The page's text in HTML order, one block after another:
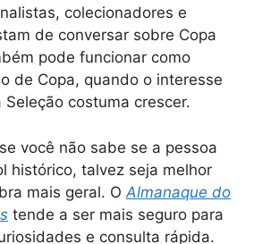
colecionadores e
de conversar sobre Copa
pode funcionar como
de Copa, quando o interesse
costuma crescer.
você não sabe se a pessoa
histórico, talvez seja melhor
mais geral. O Almanaque do
tende a ser mais seguro para
e consulta rápida.